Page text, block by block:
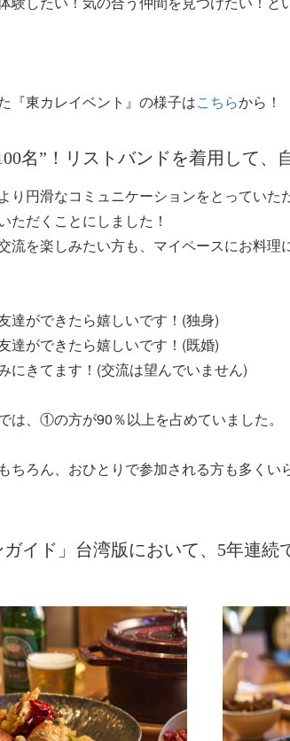
『東カレイベント』の様子はこちらから！
名”！リストバンドを着用して、
り円滑なコミュニケーションをとっていた
ただくことにしました！
流を楽しみたい方も、マイペースにお料理
達ができたら嬉しいです！(独身)
達ができたら嬉しいです！(既婚)
にきてます！(交流は望んでいません)
は、①の方が90％以上を占めていました。
ちろん、おひとりで参加される方も多くい
ガイド」台湾版において、5年連続